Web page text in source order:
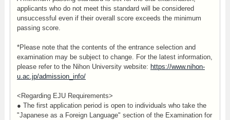
applicants who do not meet this standard will be considered
unsuccessful even if their overall score exceeds the minimum
passing score.
*Please note that the contents of the entrance selection and
examination may be subject to change. For the latest information,
please refer to the Nihon University website: https://www.nihon-
u.ac.jp/admission_info/
<Regarding EJU Requirements>
● The first application period is open to individuals who take the
"Japanese as a Foreign Language" section of the Examination for